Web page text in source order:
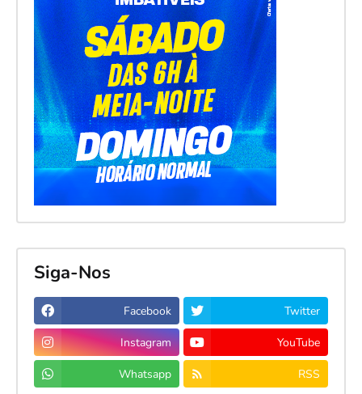
Siga-Nos
Facebook Twitter
Instagram YouTube
Whatsapp RSS